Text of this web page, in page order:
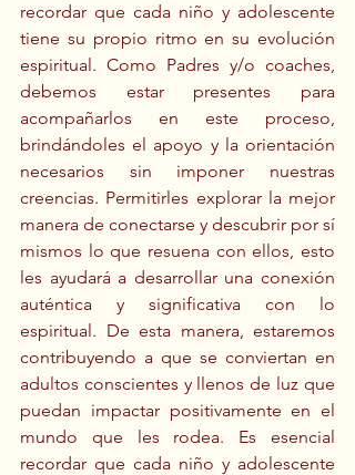
recordar que cada niño y adolescente
tiene su propio ritmo en su evolución
espiritual. Como Padres y/o coaches,
debemos estar presentes para
acompañarlos en este proceso,
brindándoles el apoyo y la orientación
necesarios sin imponer nuestras
creencias. Permitirles explorar la mejor
manera de conectarse y descubrir por sí
mismos lo que resuena con ellos, esto
les ayudará a desarrollar una conexión
auténtica y significativa con lo
espiritual. De esta manera, estaremos
contribuyendo a que se conviertan en
adultos conscientes y llenos de luz que
puedan impactar positivamente en el
mundo que les rodea. Es esencial
recordar que cada niño y adolescente